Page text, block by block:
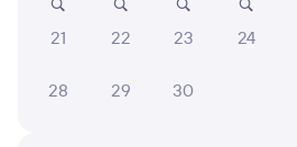
Нет рейсов по
21 22 23 24
28 29 30